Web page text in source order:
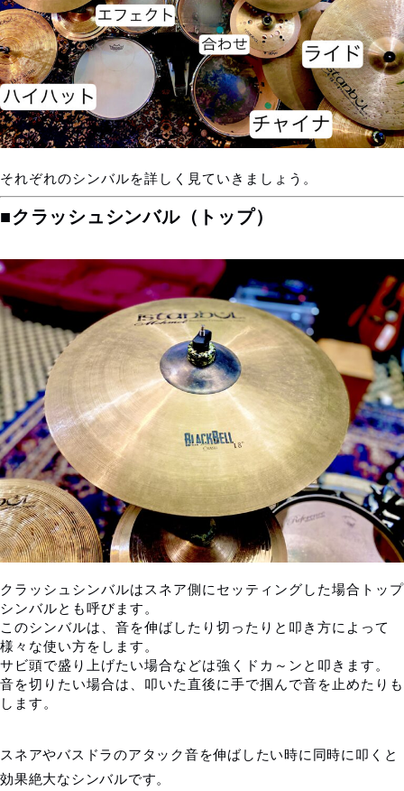
それぞれのシンバルを詳しく見ていきましょう。
■クラッシュシンバル（トップ）
クラッシュシンバルはスネア側にセッティングした場合トップ
シンバルとも呼びます。
このシンバルは、音を伸ばしたり切ったりと叩き方によって
様々な使い方をします。
サビ頭で盛り上げたい場合などは強くドカ～ンと叩きます。
音を切りたい場合は、叩いた直後に手で掴んで音を止めたりも
します。
スネアやバスドラのアタック音を伸ばしたい時に同時に叩くと
効果絶大なシンバルです。